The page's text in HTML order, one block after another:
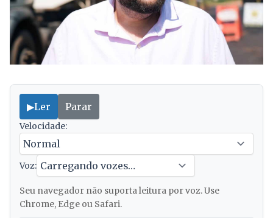
▶Ler Parar
Velocidade:
Voz:
Seu navegador não suporta leitura por voz. Use
Chrome, Edge ou Safari.